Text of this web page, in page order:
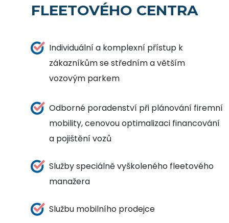
FLEETOVÉHO CENTRA
Individuální a komplexní přístup k
zákazníkům se středním a větším
vozovým parkem
Odborné poradenství při plánování firemní
mobility, cenovou optimalizaci financování
a pojištění vozů
Služby speciálně vyškoleného fleetového
manažera
Službu mobilního prodejce